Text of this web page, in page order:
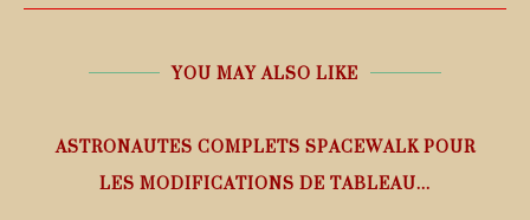
YOU MAY ALSO LIKE
ASTRONAUTES COMPLETS SPACEWALK POUR
LES MODIFICATIONS DE TABLEAU...